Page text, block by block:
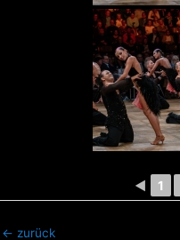
◄ 1
← zurück